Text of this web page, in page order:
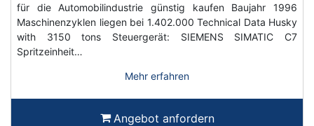
für die Automobilindustrie günstig kaufen Baujahr 1996
Maschinenzyklen liegen bei 1.402.000 Technical Data Husky
with 3150 tons Steuergerät: SIEMENS SIMATIC C7
Spritzeinheit…
Mehr erfahren
Angebot anfordern